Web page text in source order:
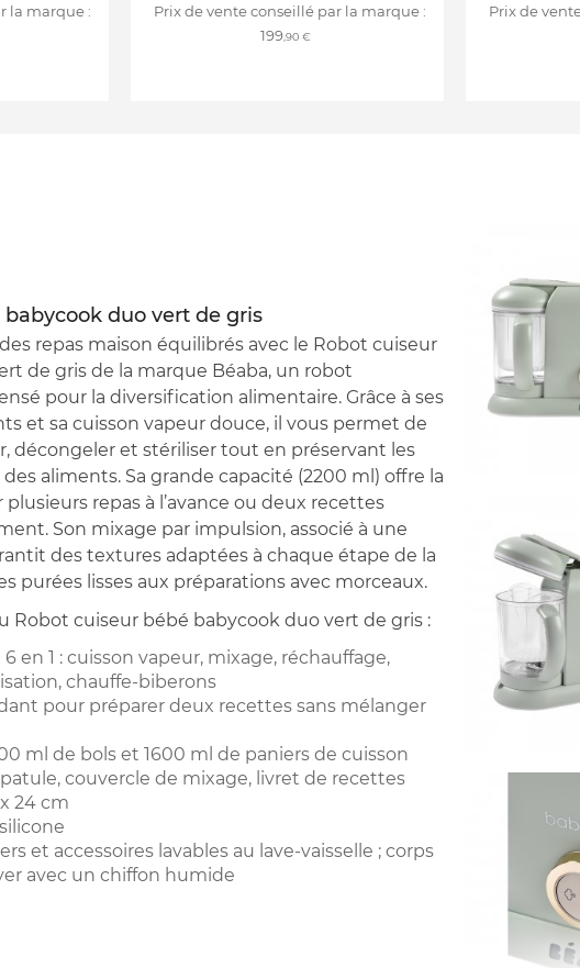
la marque :
Prix de vente conseillé par la marque :
199,90 €
Prix de
duo vert de gris
repas maison équilibrés avec le Robot cuiseur
de gris de la marque Béaba, un robot
pour la diversification alimentaire. Grâce à ses
et sa cuisson vapeur douce, il vous permet de
décongeler et stériliser tout en préservant les
aliments. Sa grande capacité (2200 ml) offre la
repas à l’avance ou deux recettes
Son mixage par impulsion, associé à une
des textures adaptées à chaque étape de la
purées lisses aux préparations avec morceaux.
Robot cuiseur bébé babycook duo vert de gris :
en 1 : cuisson vapeur, mixage, réchauffage,
chauffe-biberons
pour préparer deux recettes sans mélanger
ml de bols et 1600 ml de paniers de cuisson
couvercle de mixage, livret de recettes
24 cm
et accessoires lavables au lave-vaisselle ; corps
avec un chiffon humide